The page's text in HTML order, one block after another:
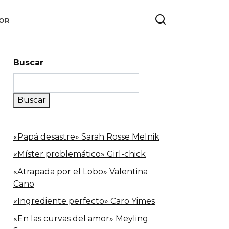
Buscar
Buscar
«Papá desastre» Sarah Rosse Melnik
«Míster problemático» Girl-chick
«Atrapada por el Lobo» Valentina
Cano
«Ingrediente perfecto» Caro Yimes
«En las curvas del amor» Meyling